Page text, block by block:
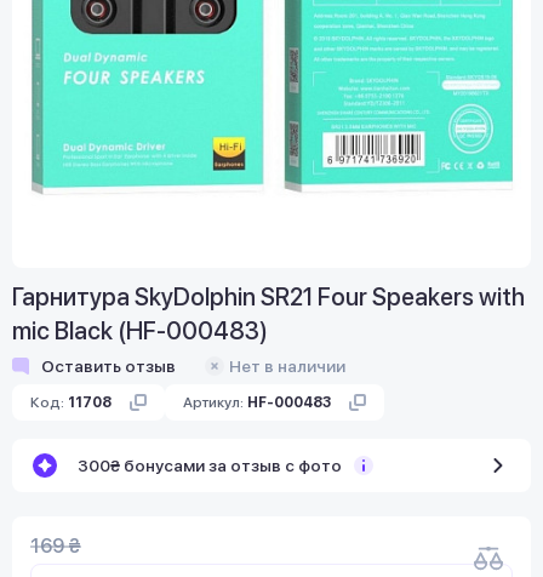
Гарнитура SkyDolphin SR21 Four Speakers with
mic Black (HF-000483)
Оставить отзыв Нет в наличии
Код: 11708 Артикул: HF-000483
300₴ бонусами за отзыв с фото
169 ₴